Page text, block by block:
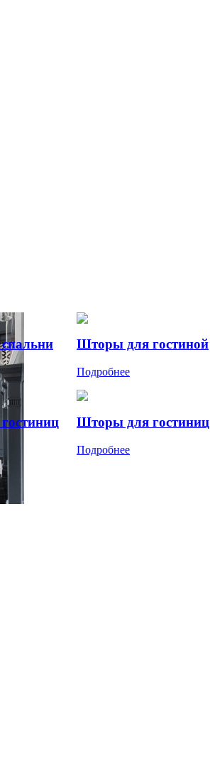
Шторы для гостиной
Подробнее
Шторы для гостиниц
Подробнее